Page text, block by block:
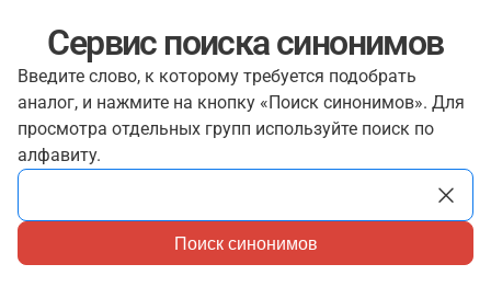
Сервис поиска синонимов
Введите слово, к которому требуется подобрать
аналог, и нажмите на кнопку «Поиск синонимов». Для
просмотра отдельных групп используйте поиск по
алфавиту.
Поиск синонимов